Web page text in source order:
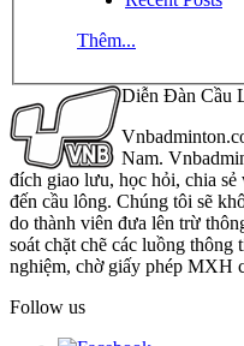
Thêm...
Diễn Đàn Cầu
Nam.
đích giao lưu, học hỏi, chia sẻ
đến cầu lông. Chúng tôi sẽ
do thành viên đưa lên trừ
soát chặt chẽ các luồng thông
nghiệm, chờ giấy phép MXH
Follow us